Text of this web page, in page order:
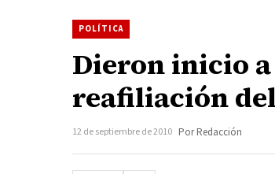
POLÍTICA
Dieron inicio
reafiliación
12 de septiembre de 2010 Por Redacción